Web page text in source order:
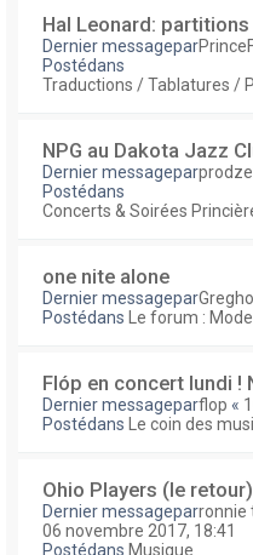
Hal Leonard:
Dernier messagepar
Postédans
Traductions / Tablatures /
NPG au Dakota Jazz
Dernier messagepar
Postédans
Concerts & Soirées
one nite alone
Dernier messagepar
Postédans
Le forum :
Flóp en concert lundi !
Dernier messageparflop «
Postédans
Le coin des
Ohio Players (le retour)
Dernier messageparronnie
06 novembre 2017, 18:41
Postédans Musique